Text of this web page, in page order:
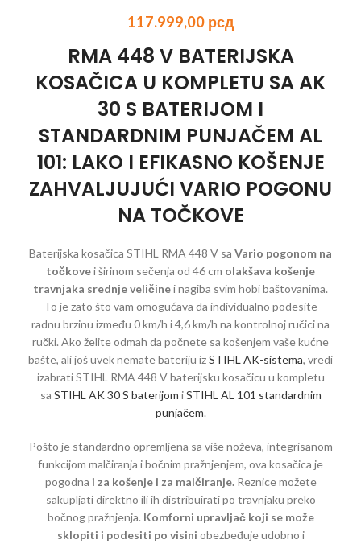
117.999,00 рсд
RMA 448 V BATERIJSKA
KOSAČICA U KOMPLETU SA AK
30 S BATERIJOM I
STANDARDNIM PUNJAČEM AL
101: LAKO I EFIKASNO KOŠENJE
ZAHVALJUJUĆI VARIO POGONU
NA TOČKOVE
Baterijska kosačica STIHL RMA 448 V sa Vario pogonom na
točkovei širinom sečenja od 46 cm olakšava košenje
travnjaka srednje veličinei nagiba svim hobi baštovanima.
To je zato što vam omogućava da individualno podesite
radnu brzinu između 0 km/h i 4,6 km/h na kontrolnoj ručici na
ručki. Ako želite odmah da počnete sa košenjem vaše kućne
bašte, ali još uvek nemate bateriju izSTIHL AK-sistema, vredi
izabrati STIHL RMA 448 V baterijsku kosačicu u kompletu
sa STIHL AK 30 S baterijom iSTIHL AL 101 standardnim
punjačem.
Pošto je standardno opremljena sa više noževa, integrisanom
funkcijom malčiranja i bočnim pražnjenjem, ova kosačica je
pogodna i za košenje i za malčiranje.Reznice možete
sakupljati direktno ili ih distribuirati po travnjaku preko
bočnog pražnjenja. Komforni upravljač koji se može
sklopiti i podesiti po visini obezbeđuje udobno i